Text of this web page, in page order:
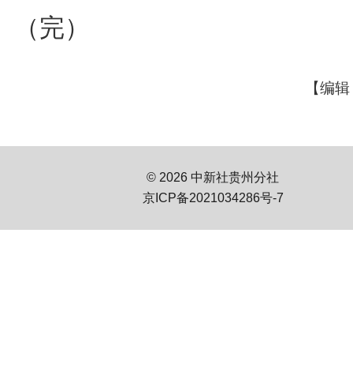
（完）
【编
© 2026 中新社贵州分社
京ICP备2021034286号-7